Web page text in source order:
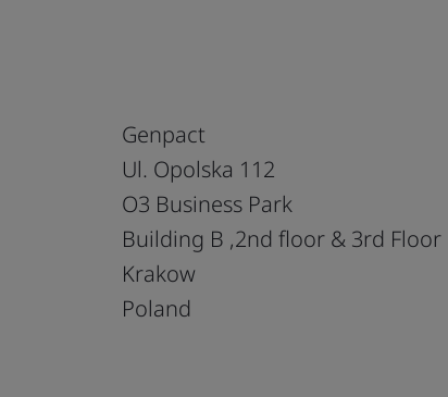
Genpact
Ul. Opolska 112
O3 Business Park
Building B ,2nd floor & 3rd Floor
Krakow
Poland